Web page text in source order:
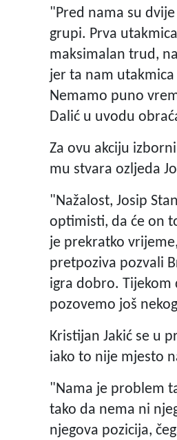
"Pred nama su
grupi. Prva
maksimalan trud,
jer ta nam
Nemamo puno
Dalić u uvodu
Za ovu akciju
mu stvara ozljeda
"Nažalost, Josip
optimisti, da će on
je prekratko
pretpoziva pozvali
igra dobro. Tijekom
pozovemo još
Kristijan Jakić se u
iako to nije mjesto
"Nama je problem
tako da nema ni
njegova pozicija,